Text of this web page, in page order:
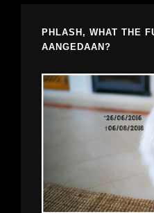
PHLASH, WHAT THE
AANGEDAAN?